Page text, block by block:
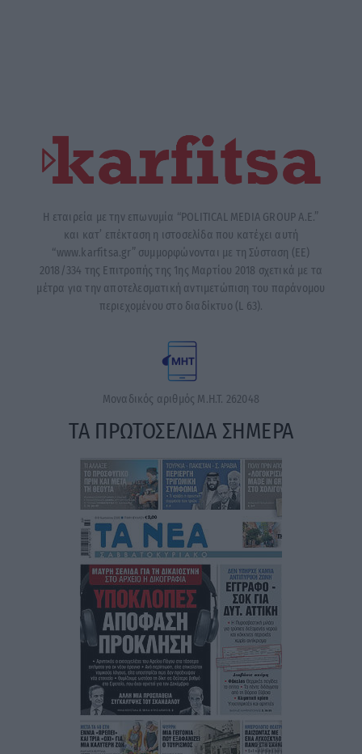
Η εταιρεία με την επωνυμία “POLITICAL MEDIA GROUP A.E.”
και κατ’ επέκταση η ιστοσελίδα που κατέχει αυτή
“www.karfitsa.gr” συμμορφώνονται με τη Σύσταση (ΕΕ)
2018/334 της Επιτροπής της 1ης Μαρτίου 2018 σχετικά με τα
μέτρα για την αποτελεσματική αντιμετώπιση του παράνομου
περιεχομένου στο διαδίκτυο (L 63).
Μοναδικός αριθμός Μ.Η.Τ. 262048
ΤΑ ΠΡΩΤΟΣΕΛΙΔΑ ΣΗΜΕΡΑ